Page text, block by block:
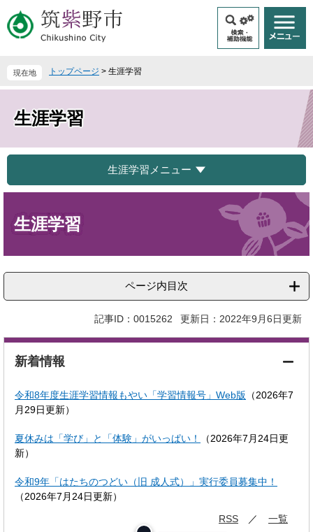
ー
ジ
ニ
ュ
文
現在地 トップページ > 生涯学習
生涯学習
生涯学習メニュー
生涯学習
ページ内目次
記事ID：0015262 更新日：2022年9月6日更新
新着情報
令和8年度生涯学習情報もやい「学習情報号」Web版 （2026年7
月29日更新）
夏休みは「学び」と「体験」がいっぱい！
（2026年7月24日更
新）
令和9年「はたちのつどい（旧 成人式）」実行委員募集中！
（2026年7月24日更新）
RSS
一覧